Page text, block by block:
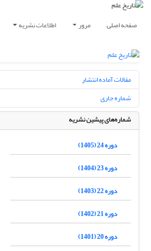
صفحه اصلی مرور اطلاعات نشریه
مقالات آماده انتشار
شماره جاری
شماره‌های پیشین نشریه
دوره 24 (1405)
دوره 23 (1404)
دوره 22 (1403)
دوره 21 (1402)
دوره 20 (1401)